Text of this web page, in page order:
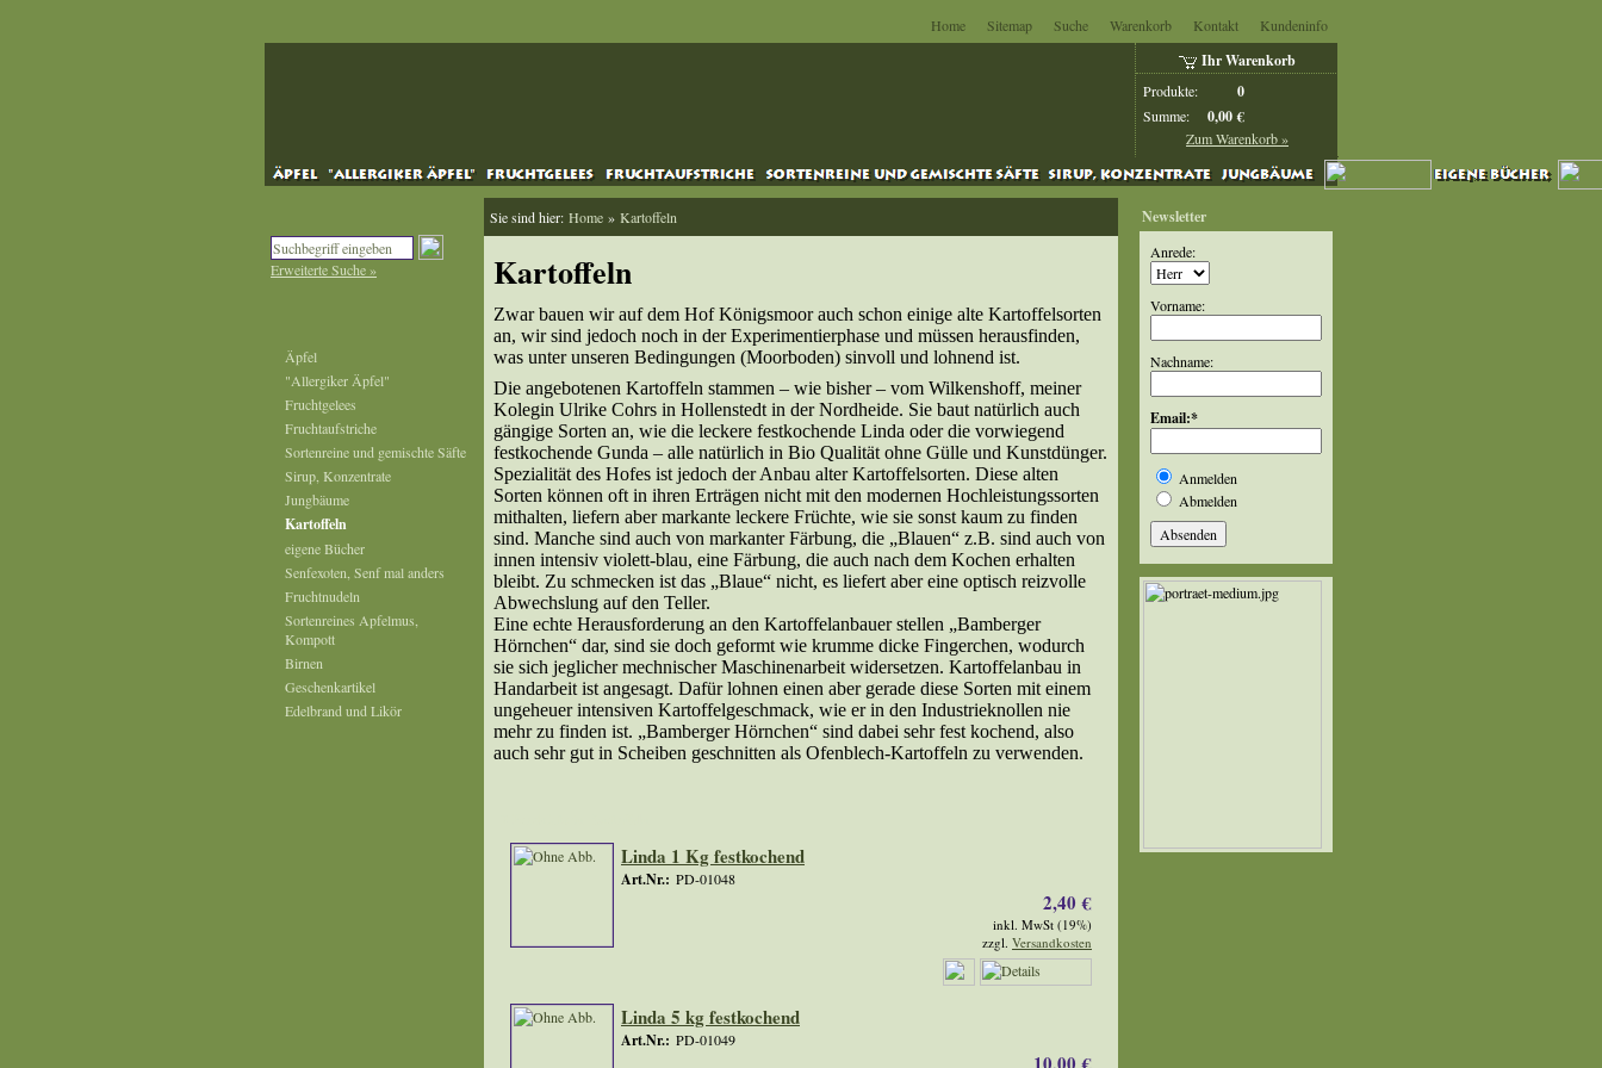
Home Sitemap Suche Warenkorb Kontakt Kundeninfo
Ihr Warenkorb
Produkte: 0
Summe: 0,00 €
Zum Warenkorb »
Erweiterte Suche »
Äpfel
"Allergiker Äpfel"
Fruchtgelees
Fruchtaufstriche
Sortenreine und gemischte Säfte
Sirup, Konzentrate
Jungbäume
Kartoffeln
eigene Bücher
Senfexoten, Senf mal anders
Fruchtnudeln
Sortenreines Apfelmus,
Kompott
Birnen
Geschenkartikel
Edelbrand und Likör
Sie sind hier: Home » Kartoffeln
Kartoffeln
Zwar bauen wir auf dem Hof Königsmoor auch schon einige alte Kartoffelsorten
an, wir sind jedoch noch in der Experimentierphase und müssen herausfinden,
was unter unseren Bedingungen (Moorboden) sinvoll und lohnend ist.
Die angebotenen Kartoffeln stammen – wie bisher – vom Wilkenshoff, meiner
Kolegin Ulrike Cohrs in Hollenstedt in der Nordheide. Sie baut natürlich auch
gängige Sorten an, wie die leckere festkochende Linda oder die vorwiegend
festkochende Gunda – alle natürlich in Bio Qualität ohne Gülle und Kunstdünger.
Spezialität des Hofes ist jedoch der Anbau alter Kartoffelsorten. Diese alten
Sorten können oft in ihren Erträgen nicht mit den modernen Hochleistungssorten
mithalten, liefern aber markante leckere Früchte, wie sie sonst kaum zu finden
sind. Manche sind auch von markanter Färbung, die „Blauen“ z.B. sind auch von
innen intensiv violett-blau, eine Färbung, die auch nach dem Kochen erhalten
bleibt. Zu schmecken ist das „Blaue“ nicht, es liefert aber eine optisch reizvolle
Abwechslung auf den Teller.
Eine echte Herausforderung an den Kartoffelanbauer stellen „Bamberger
Hörnchen“ dar, sind sie doch geformt wie krumme dicke Fingerchen, wodurch
sie sich jeglicher mechnischer Maschinenarbeit widersetzen. Kartoffelanbau in
Handarbeit ist angesagt. Dafür lohnen einen aber gerade diese Sorten mit einem
ungeheuer intensiven Kartoffelgeschmack, wie er in den Industrieknollen nie
mehr zu finden ist. „Bamberger Hörnchen“ sind dabei sehr fest kochend, also
auch sehr gut in Scheiben geschnitten als Ofenblech-Kartoffeln zu verwenden.
Linda 1 Kg festkochend
Art.Nr.: PD-01048
2,40 €
inkl. MwSt (19%)
zzgl. Versandkosten
Linda 5 kg festkochend
Art.Nr.: PD-01049
Newsletter
Anrede:
Vorname:
Nachname:
Email:*
Anmelden
Abmelden